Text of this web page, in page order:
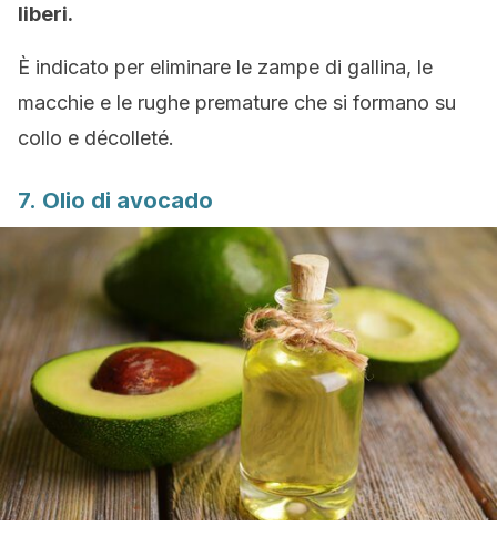
liberi.
È indicato per eliminare le zampe di gallina, le
macchie e le rughe premature che si formano su
collo e décolleté.
7. Olio di avocado